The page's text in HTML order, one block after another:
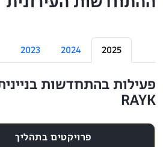
2025
2024
2023
פעילות בהתחדשות
RAYK
פרויקטים בתהליך